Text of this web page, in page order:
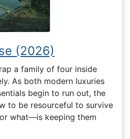
(2026)
a family of four inside
As both modern luxuries
begin to run out, the
to be resourceful to survive
what—is keeping them